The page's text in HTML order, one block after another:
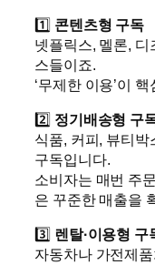
1️⃣ 콘텐츠형 구독
넷플릭스, 멜론,
스들이죠.
‘무제한 이용’이
2️⃣ 정기배송형 구
식품, 커피, 뷰티박
구독입니다.
소비자는 매번 주
은 꾸준한 매출을
3️⃣ 렌탈·이용형 구
자동차나 가전제